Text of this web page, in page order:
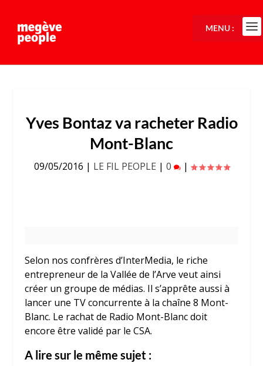
Yves Bontaz va racheter Radio
Mont-Blanc
09/05/2016 | LE FIL PEOPLE | 0 |
Selon nos confrères d’InterMedia, le riche
entrepreneur de la Vallée de l’Arve veut ainsi
créer un groupe de médias. Il s’apprête aussi à
lancer une TV concurrente à la chaîne 8 Mont-
Blanc. Le rachat de Radio Mont-Blanc doit
encore être validé par le CSA.
A lire sur le même sujet :
MENU :